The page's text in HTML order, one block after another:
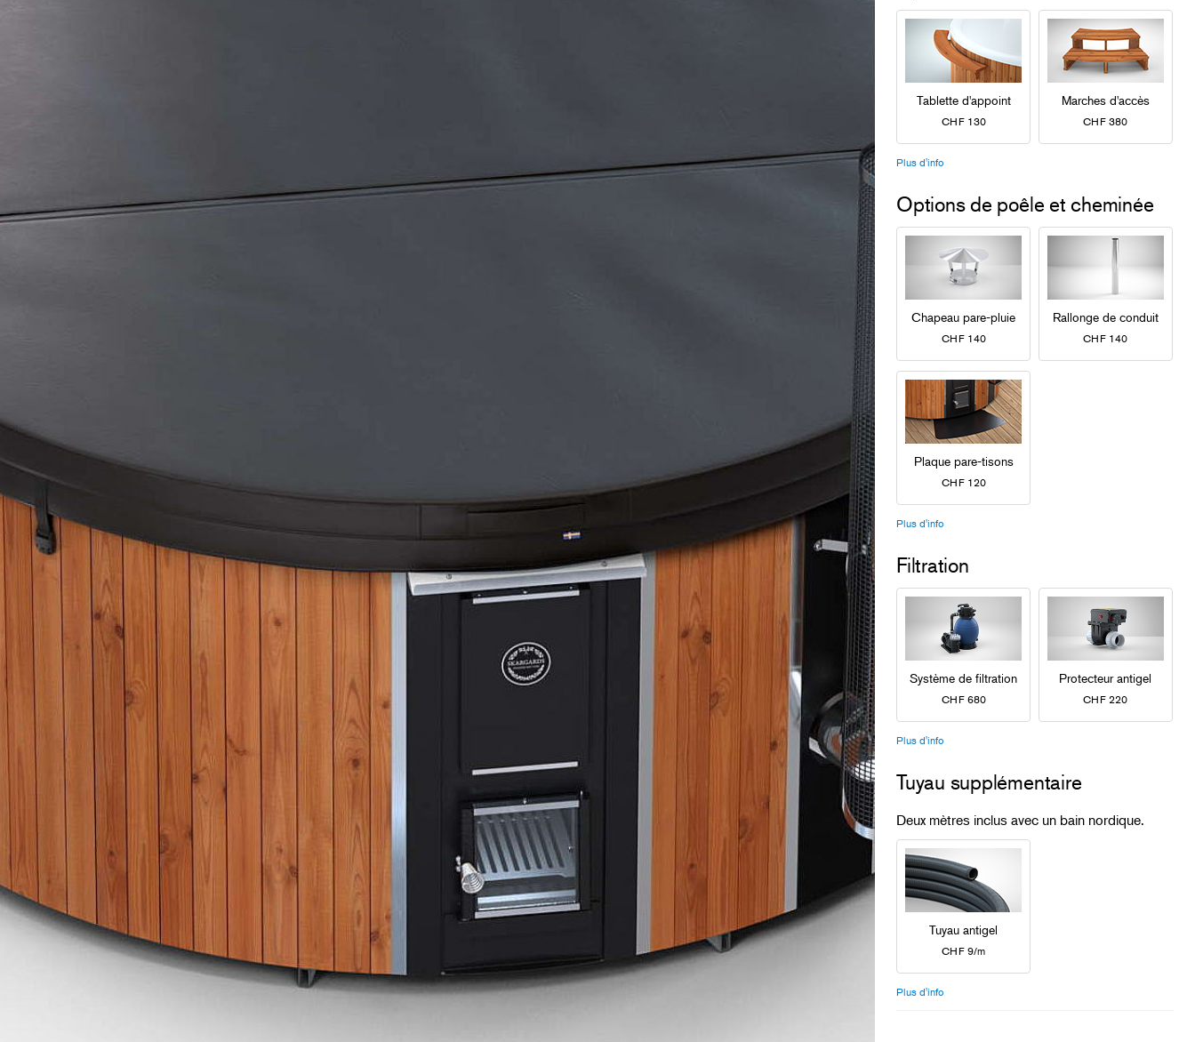
Tablette d'appoint
CHF 130
Marches d'accès
CHF 380
Plus d'info
Options de poêle et cheminée
Chapeau pare-pluie
CHF 140
Rallonge de conduit
CHF 140
Plaque pare-tisons
CHF 120
Plus d'info
Filtration
Système de filtration
CHF 680
Protecteur antigel
CHF 220
Plus d'info
Tuyau supplémentaire
Deux mètres inclus avec un bain nordique.
Tuyau antigel
CHF 9/m
Plus d'info